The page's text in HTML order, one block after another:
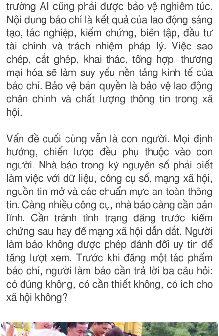
trường AI cũng phải được bảo vệ nghiêm túc.
Nội dung báo chí là kết quả của lao động sáng
tạo, tác nghiệp, kiểm chứng, biên tập, đầu tư
tài chính và trách nhiệm pháp lý. Việc sao
chép, cắt ghép, khai thác, tổng hợp, thương
mại hóa sẽ làm suy yếu nền tảng kinh tế của
báo chí. Bảo vệ bản quyền là bảo vệ lao động
chân chính và chất lượng thông tin trong xã
hội.
Vấn đề cuối cùng vẫn là con người. Mọi định
hướng, chiến lược đều phụ thuộc vào con
người. Nhà báo trong kỷ nguyên số phải biết
làm việc với dữ liệu, công cụ số, mạng xã hội,
nguồn tin mở và các chuẩn mực an toàn thông
tin. Càng nhiều công cụ, nhà báo càng cần bản
lĩnh. Cần tránh tình trạng đăng trước kiểm
chứng sau hay để mạng xã hội dẫn dắt. Người
làm báo không được phép đánh đổi uy tín để
tăng lượt xem. Trước khi đăng một tác phẩm
báo chí, người làm báo cần trả lời ba câu hỏi:
có đúng không, có cần thiết không, có ích cho
xã hội không?